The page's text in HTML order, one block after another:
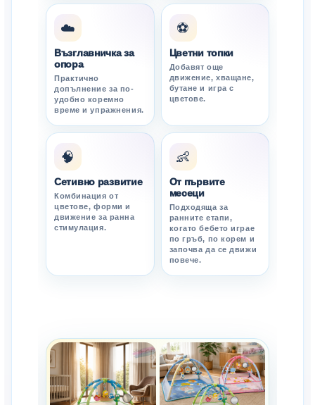
☁️
Възглавничка за
опора
Практично
допълнение за по-
удобно коремно
време и упражнения.
⚽
Цветни топки
Добавят още
движение, хващане,
бутане и игра с
цветове.
🧠
Сетивно развитие
Комбинация от
цветове, форми и
движение за ранна
стимулация.
👶
От първите
месеци
Подходяща за
ранните етапи,
когато бебето играе
по гръб, по корем и
започва да се движи
повече.